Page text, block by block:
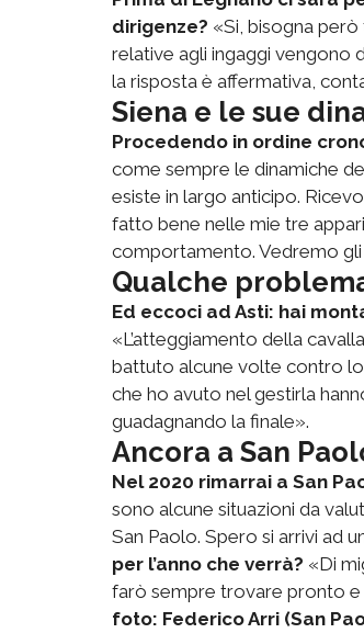
dirigenze? «Si, bisogna però
relative agli ingaggi vengono
la risposta è affermativa,
Siena e le sue
Procedendo in ordine
come sempre le dinamiche
esiste in largo anticipo.
fatto bene nelle mie tre
comportamento. Vedremo
Qualche
Ed eccoci ad Asti: hai
«L’atteggiamento della
battuto alcune volte contro
che ho avuto nel gestirla
guadagnando la finale».
Ancora a San
Nel 2020 rimarrai a San
sono alcune situazioni da
San Paolo. Spero si arrivi ad
per l’anno che verrà? «Di
farò sempre trovare pronto
foto: Federico Arri (San